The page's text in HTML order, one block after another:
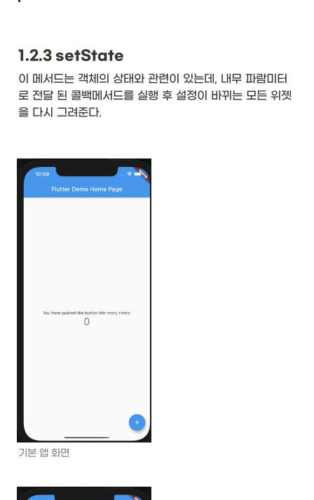
1.2.3 setState
이 메서드는 객체의 상태와 관련이 있는데, 내무 파람미터
로 전달 된 콜백메서드를 실행 후 설정이 바뀌는 모든 위젯
을 다시 그려준다.
기본 앱 화면